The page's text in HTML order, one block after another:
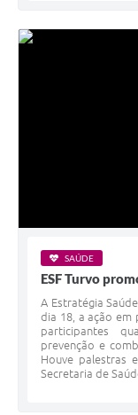
SAÚDE
ESF Turvo
A Estratégia
dia 18, a ação em
participantes
prevenção e
Houve palestras
Secretaria de